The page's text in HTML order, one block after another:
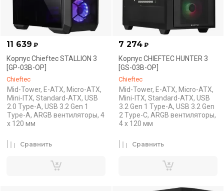
11 639 ₽
Корпус Chieftec STALLION 3
[GP-03B-OP]
Chieftec
Mid-Tower, E-ATX, Micro-ATX,
Mini-ITX, Standard-ATX, USB
2.0 Type-A, USB 3.2 Gen 1
Type-A, ARGB вентиляторы, 4
x 120 мм
Сравнить
7 274 ₽
Корпус CHIEFTEC HUNTER 3
[GS-03B-OP]
Chieftec
Mid-Tower, E-ATX, Micro-ATX,
Mini-ITX, Standard-ATX, USB
3.2 Gen 1 Type-A, USB 3.2 Gen
2 Type-C, ARGB вентиляторы,
4 x 120 мм
Сравнить